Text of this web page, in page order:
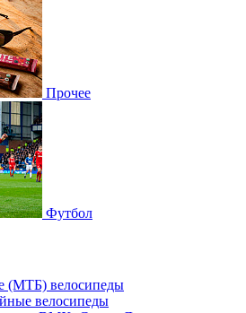
Прочее
Футбол
(МТБ) велосипеды
велосипеды